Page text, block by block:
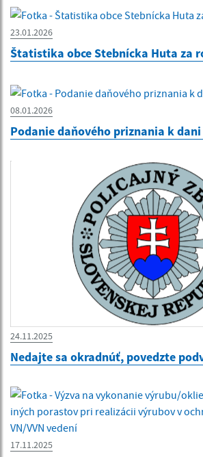
23.01.2026
Štatistika obce Stebnícka Huta za
08.01.2026
Podanie daňového priznania k
24.11.2025
Nedajte sa okradnúť, povedzte
17.11.2025